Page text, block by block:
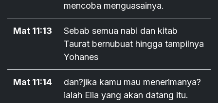
mencoba menguasainya.
Mat 11:13
Sebab semua nabi dan kitab
Taurat bernubuat hingga tampilnya
Yohanes
Mat 11:14
dan?jika kamu mau menerimanya?
ialah Elia yang akan datang itu.